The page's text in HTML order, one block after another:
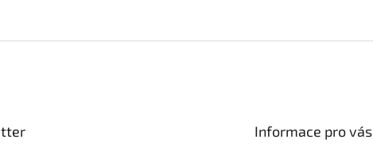
Informace pro vás